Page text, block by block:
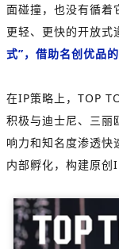
面碰撞，也没有循着
更轻、更快的开放式
式”，借助名创优品
在IP策略上，TOP
积极与迪士尼、三丽
响力和知名度渗透快
内部孵化，构建原创